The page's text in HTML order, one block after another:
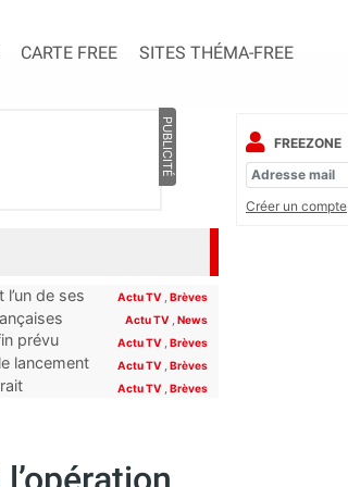
CARTE FREE SITES THÉMA-FREE
PUBLICITÉ
de ses
abonnés
et Box de
Actu TV Brèves
dès
Actu TV ,News
prévu
Paramount
Free
Actu TV ,Brèves
lancement
qui
Actu TV ,Brèves
Actu TV ,Brèves
FREEZONE
Créer un compte